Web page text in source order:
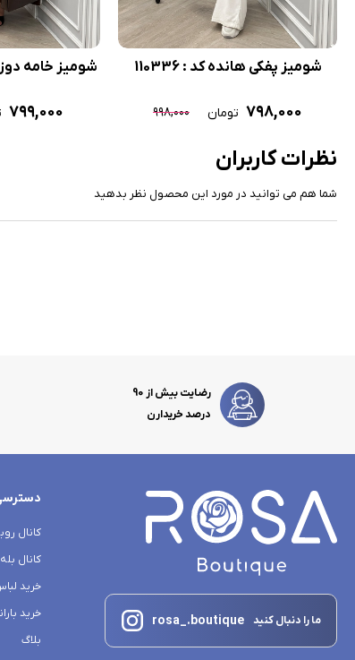
شومیز پفکی هانده کد : 110336
۷۹۸,۰۰۰ تومان ۹۹۸,۰۰۰
شومیز خامه دوزی
۷۹۹,۰۰۰
نظرات کاربران
شما هم می توانید در مورد این محصول نظر بدهید
رضایت بیش از 90
درصد خریدارن
ما را دنبال کنید rosa_.boutique
کانال
کانال بله
خرید
خرید
بلاگ